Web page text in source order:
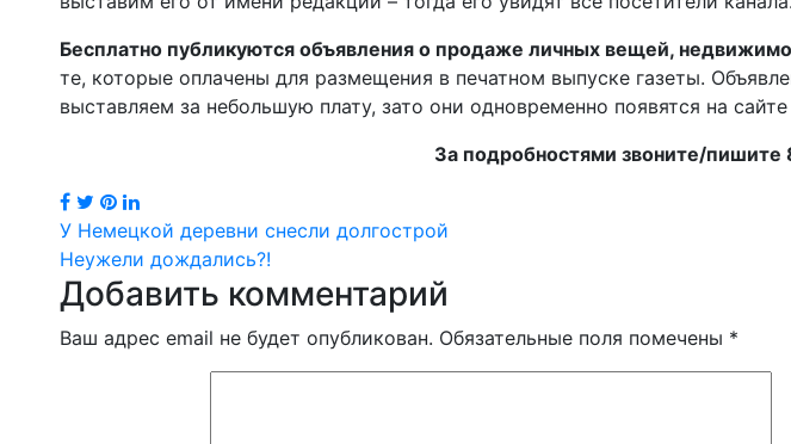
Бесплатно публикуются объявления о продаже личных вещей,
те, которые оплачены для размещения в печатном выпуске газеты.
выставляем за небольшую плату, зато они одновременно появятся на
За подробностями звоните/
Навигация
по
записям
У Немецкой деревни снесли долгострой
Неужели дождались?!
Добавить комментарий
Ваш адрес email не будет опубликован. Обязательные поля помечены *